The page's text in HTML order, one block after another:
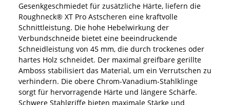
Gesenkgeschmiedet für zusätzliche Härte, liefern die
Roughneck® XT Pro Astscheren eine kraftvolle
Schnittleistung. Die hohe Hebelwirkung der
Verbundschneide bietet eine beeindruckende
Schneidleistung von 45 mm, die durch trockenes oder
hartes Holz schneidet. Der maximal greifbare gerillte
Amboss stabilisiert das Material, um ein Verrutschen zu
verhindern. Die obere Chrom-Vanadium-Stahlklinge
sorgt für hervorragende Härte und längere Schärfe.
Schwere Stahlgriffe bieten maximale Stärke und